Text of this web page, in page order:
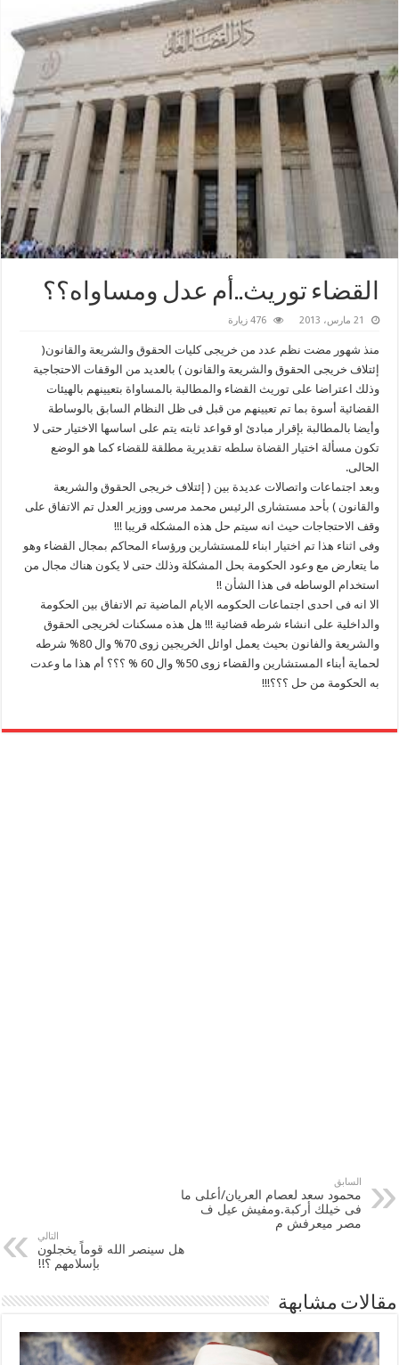
القضاء توريث..أم عدل ومساواه؟؟
21 مارس، 2013 476 زيارة
منذ شهور مضت نظم عدد من خريجى كليات الحقوق والشريعة والقانون(
إئتلاف خريجى الحقوق والشريعة والقانون ) بالعديد من الوقفات الاحتجاجية
وذلك اعتراضا على توريث القضاء والمطالبة بالمساواة بتعيينهم بالهيئات
القضائية أسوة بما تم تعيينهم من قبل فى ظل النظام السابق بالوساطة
وأيضا بالمطالبة بإقرار مبادئ او قواعد ثابته يتم على اساسها الاختيار حتى لا
تكون مسألة اختيار القضاة سلطه تقديرية مطلقة للقضاء كما هو الوضع
الحالى.
وبعد اجتماعات واتصالات عديدة بين ( إئتلاف خريجى الحقوق والشريعة
والقانون ) بأحد مستشارى الرئيس محمد مرسى ووزير العدل تم الاتفاق على
وقف الاحتجاجات حيث انه سيتم حل هذه المشكله قريبا !!!
وفى اثناء هذا تم اختيار ابناء للمستشارين ورؤساء المحاكم بمجال القضاء وهو
ما يتعارض مع وعود الحكومة بحل المشكلة وذلك حتى لا يكون هناك مجال من
استخدام الوساطه فى هذا الشأن !!
الا انه فى احدى اجتماعات الحكومه الايام الماضية تم الاتفاق بين الحكومة
والداخلية على انشاء شرطه قضائية !!! هل هذه مسكنات لخريجى الحقوق
والشريعة والفانون بحيث يعمل اوائل الخريجين زوى 70% وال 80% شرطه
لحماية أبناء المستشارين والقضاء زوى 50% وال 60 % ؟؟؟ أم هذا ما وعدت
به الحكومة من حل ؟؟؟!!!
السابق
محمود سعد لعصام العريان/أعلى ما
فى خيلك أركبة.ومفيش عيل ف
مصر ميعرفش م
التالي
هل سينصر الله قوماً يخجلون
بإسلامهم ؟!!
مقالات مشابهة